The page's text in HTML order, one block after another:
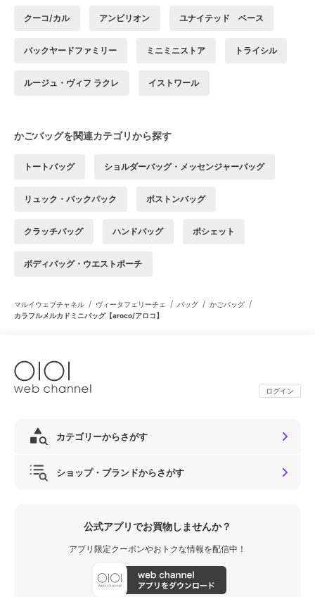
クーコ/カル アンビリオン ユナイテッド ベース
バックヤードファミリー ミニミニストア トライシル
ルージュ・ヴィフ ラクレ イストワール
かごバッグを関連カテゴリから探す
トートバッグ ショルダーバッグ・メッセンジャーバッグ
リュック・バックパック ボストンバッグ
クラッチバッグ ハンドバッグ ポシェット
ボディバッグ・ウエストポーチ
マルイウェブチャネル / ヴィータフェリーチェ / バッグ / かごバッグ /
カラフルメルカドミニバッグ【aroco/アロコ】
ログイン
カテゴリーからさがす
ショップ・ブランドからさがす
公式アプリでお買物しませんか？
アプリ限定クーポンやおトクな情報を配信中！